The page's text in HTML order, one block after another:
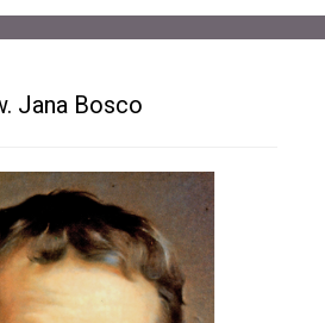
Jana Bosco